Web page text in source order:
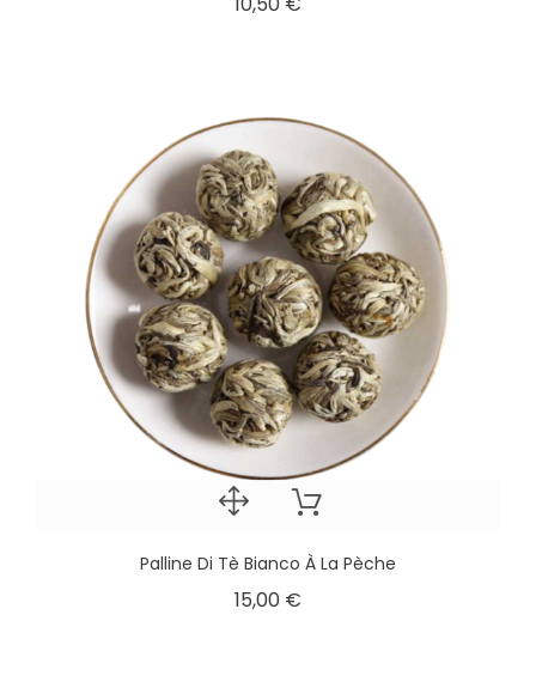
Palline Di Tè Bianco À La Pèche
15,00 €